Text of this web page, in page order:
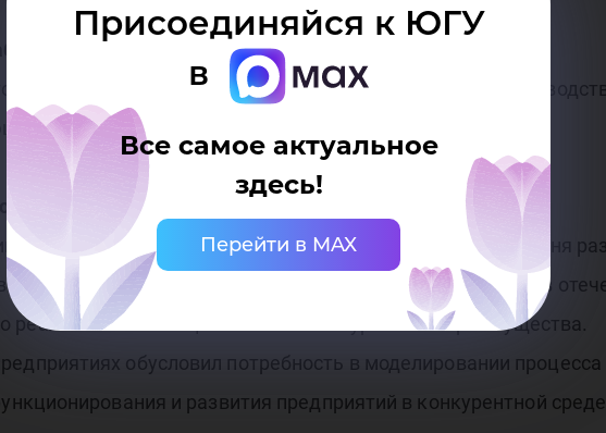
Присоединяйся к ЮГУ
в
Все самое актуальное
здесь!
Перейти в MAX
предприятий в сфере искусственного
регионов РФ.
чем она интересна?
и открытой экономики России невозможно достичь уровня
без опережающего совершенствования тех секторов
реализовывать национальные конкурентные преимущества.
обусловил потребность в моделировании
и развития предприятий в конкурентной